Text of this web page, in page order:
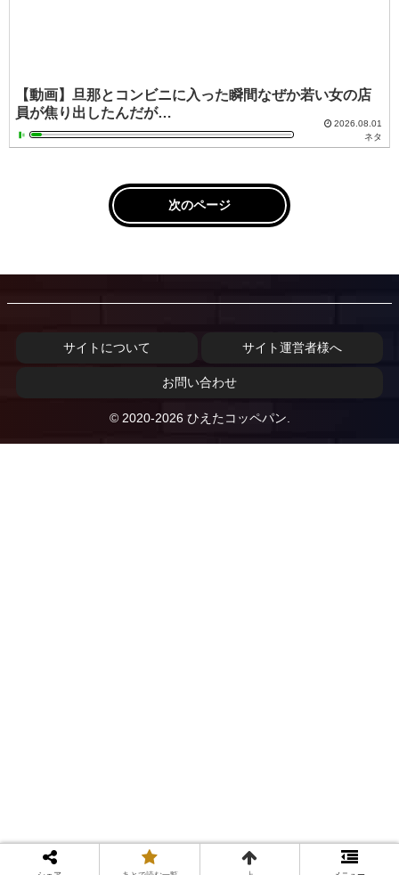
【動画】旦那とコンビニに入った瞬間なぜか若い女の店
員が焦り出したんだが…
2026.08.01
ネタ
次のページ
サイトについて サイト運営者様へ
お問い合わせ
© 2020-2026 ひえたコッペパン.